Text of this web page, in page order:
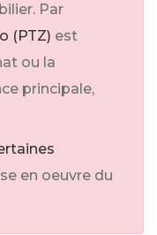
Par
(PTZ) est
ou la
principale,
en oeuvre du